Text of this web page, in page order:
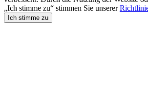
„Ich stimme zu“ stimmen Sie unserer
Ich stimme zu